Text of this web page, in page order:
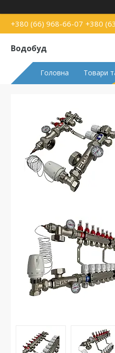
+380 (66) 968-66-07 +380
Водобуд
Головна Товари